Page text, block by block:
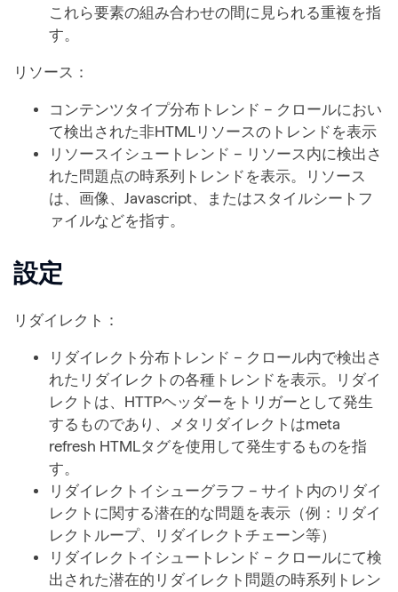
これら要素の組み合わせの間に見られる重複を指
す。
リソース：
コンテンツタイプ分布トレンド – クロールにおい
て検出された非HTMLリソースのトレンドを表示
リソースイシュートレンド – リソース内に検出さ
れた問題点の時系列トレンドを表示。リソース
は、画像、Javascript、またはスタイルシートフ
ァイルなどを指す。
設定
リダイレクト：
リダイレクト分布トレンド – クロール内で検出さ
れたリダイレクトの各種トレンドを表示。リダイ
レクトは、HTTPヘッダーをトリガーとして発生
するものであり、メタリダイレクトはmeta
refresh HTMLタグを使用して発生するものを指
す。
リダイレクトイシューグラフ – サイト内のリダイ
レクトに関する潜在的な問題を表示（例：リダイ
レクトループ、リダイレクトチェーン等）
リダイレクトイシュートレンド – クロールにて検
出された潜在的リダイレクト問題の時系列トレン